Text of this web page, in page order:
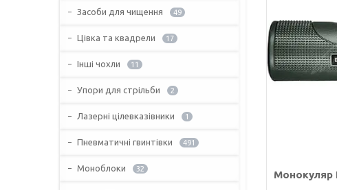
Монокуляр
Засоби для чищення 49
Цівка та квадрели 17
Інші чохли 11
Упори для стрільби 2
Лазерні цілевказівники 1
Пневматичні гвинтівки 491
Моноблоки 32